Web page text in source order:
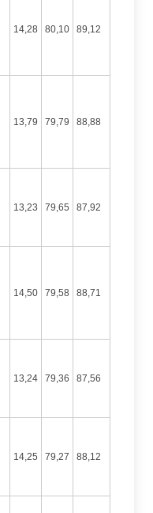
14,28 80,10 89,12
13,79 79,79 88,88
13,23 79,65 87,92
14,50 79,58 88,71
13,24 79,36 87,56
14,25 79,27 88,12